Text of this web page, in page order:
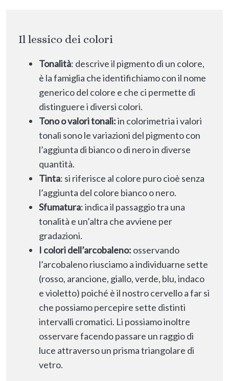
Il lessico dei colori
Tonalità: descrive il pigmento di un colore,
è la famiglia che identifichiamo con il nome
generico del colore e che ci permette di
distinguere i diversi colori.
Tono o valori tonali:in colorimetria i valori
tonali sono le variazioni del pigmento con
l’aggiunta di bianco o di nero in diverse
quantità.
Tinta: si riferisce al colore puro cioè senza
l’aggiunta del colore bianco o nero.
Sfumatura: indica il passaggio tra una
tonalità e un’altra che avviene per
gradazioni.
I colori dell’arcobaleno: osservando
l’arcobaleno riusciamo a individuarne sette
(rosso, arancione, giallo, verde, blu, indaco
e violetto) poiché è il nostro cervello a far sì
che possiamo percepire sette distinti
intervalli cromatici. Li possiamo inoltre
osservare facendo passare un raggio di
luce attraverso un prisma triangolare di
vetro.